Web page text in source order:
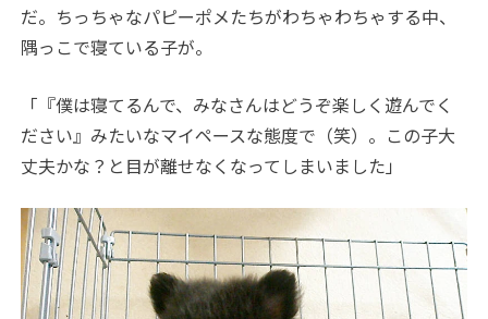
だ。ちっちゃなパピーポメたちがわちゃわちゃする中、
隅っこで寝ている子が。
「『僕は寝てるんで、みなさんはどうぞ楽しく遊んでく
ださい』みたいなマイペースな態度で（笑）。この子大
丈夫かな？と目が離せなくなってしまいました」